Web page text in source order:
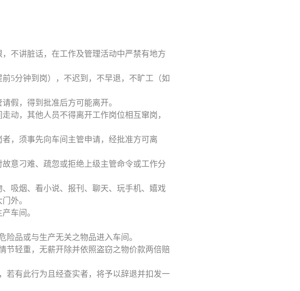
不讲脏话，在工作及管理活动中严禁有地方
5分钟到岗），不迟到，不早退，不旷工（如
假，得到批准后方可能离开。
动，其他人员不得离开工作岗位相互窜岗，
，须事先向车间主管申请，经批准方可离
意刁难、疏忽或拒绝上级主管命令或工作分
吸烟、看小说、报刊、聊天、玩手机、嬉戏
外。
车间。
品或与生产无关之物品进入车间。
节轻重，无薪开除并依照盗窃之物价款两倍赔
若有此行为且经查实者，将予以辞退并扣发一